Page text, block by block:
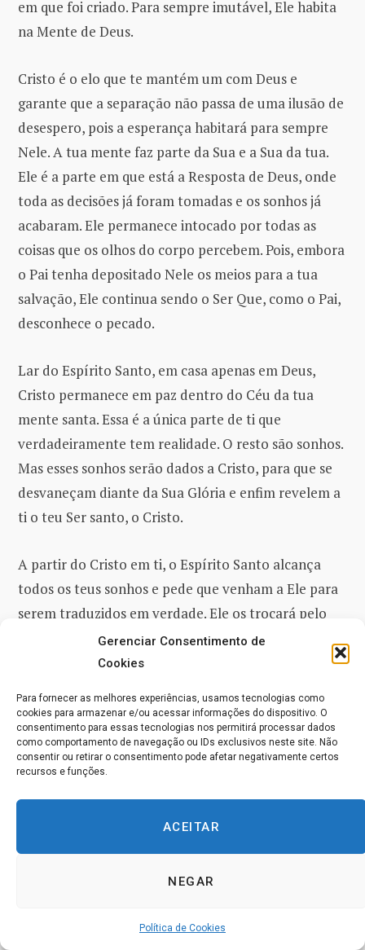
Gerenciar Consentimento de
Cookies
Para fornecer as melhores experiências, usamos tecnologias como
cookies para armazenar e/ou acessar informações do dispositivo. O
consentimento para essas tecnologias nos permitirá processar dados
como comportamento de navegação ou IDs exclusivos neste site. Não
consentir ou retirar o consentimento pode afetar negativamente certos
recursos e funções.
ACEITAR
NEGAR
Política de Cookies
em que foi criado. Para sempre imutável, Ele habita
na Mente de Deus.
Cristo é o elo que te mantém um com Deus e
garante que a separação não passa de uma ilusão de
desespero, pois a esperança habitará para sempre
Nele. A tua mente faz parte da Sua e a Sua da tua.
Ele é a parte em que está a Resposta de Deus, onde
toda as decisões já foram tomadas e os sonhos já
acabaram. Ele permanece intocado por todas as
coisas que os olhos do corpo percebem. Pois, embora
o Pai tenha depositado Nele os meios para a tua
salvação, Ele continua sendo o Ser Que, como o Pai,
desconhece o pecado.
Lar do Espírito Santo, em casa apenas em Deus,
Cristo permanece em paz dentro do Céu da tua
mente santa. Essa é a única parte de ti que
verdadeiramente tem realidade. O resto são sonhos.
Mas esses sonhos serão dados a Cristo, para que se
desvaneçam diante da Sua Glória e enfim revelem a
ti o teu Ser santo, o Cristo.
A partir do Cristo em ti, o Espírito Santo alcança
todos os teus sonhos e pede que venham a Ele para
serem traduzidos em verdade. Ele os trocará pelo
sonho final, que Deus designou como o fim dos
sonhos. Pois quando o perdão descansar sobre o
o que mais poderia haver para manter as coisas
separadas, já que o que resta para ser visto é apenas
a face de Cristo?
E por quanto tempo essa face santa será vista, se
não passa um símbolo, indicando que o tempo do
aprendizado agora terminou e a meta da Expiação
foi, enfim, alcançada? Portanto, busquemos achar a
contemplarmos a Sua glória, teremos o